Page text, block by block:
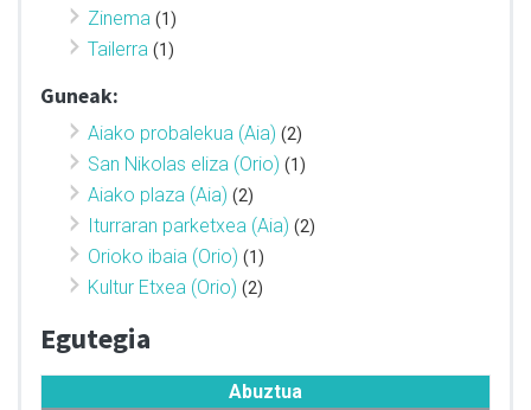
Zinema (1)
Tailerra (1)
Guneak:
Aiako probalekua (Aia) (2)
San Nikolas eliza (Orio) (1)
Aiako plaza (Aia) (2)
Iturraran parketxea (Aia) (2)
Orioko ibaia (Orio) (1)
Kultur Etxea (Orio) (2)
Egutegia
Abuztua